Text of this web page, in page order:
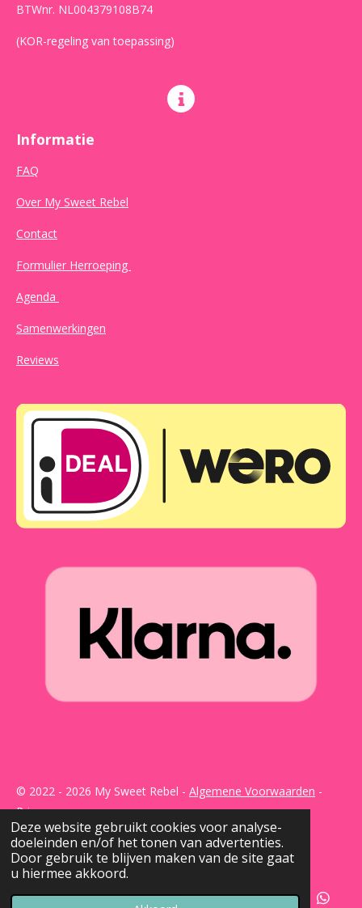
Deze website gebruikt cookies voor analyse-
doeleinden en/of het tonen van advertenties.
Door gebruik te blijven maken van de site gaat
u hiermee akkoord.
BTWnr. NL004379108B74
(KOR-regeling van toepassing)
Informatie
FAQ
Over My Sweet Rebel
Contact
Formulier Herroeping
Agenda
Samenwerkingen
Reviews
© 2022 - 2026 My Sweet Rebel - Algemene Voorwaarden -
Privacy
Powered byJouwWeb